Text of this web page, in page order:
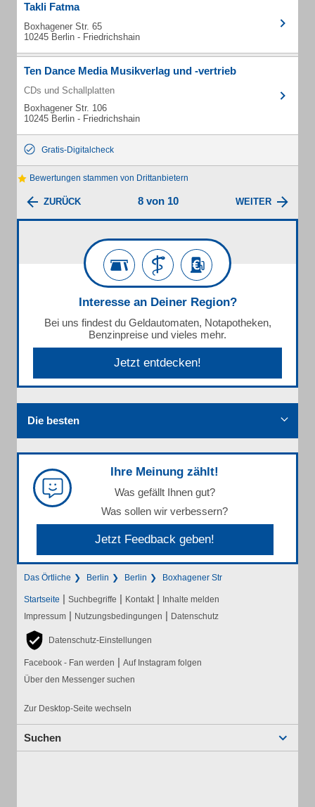
Takli Fatma
Boxhagener Str. 65
10245 Berlin - Friedrichshain
Ten Dance Media Musikverlag und -vertrieb
CDs und Schallplatten
Boxhagener Str. 106
10245 Berlin - Friedrichshain
Gratis-Digitalcheck
Bewertungen stammen von Drittanbietern
ZURÜCK 8 von 10 WEITER
Interesse an Deiner Region?
Bei uns findest du Geldautomaten, Notapotheken,
Benzinpreise und vieles mehr.
Jetzt entdecken!
Die besten
Ihre Meinung zählt!
Was gefällt Ihnen gut?
Was sollen wir verbessern?
Jetzt Feedback geben!
Das Örtliche Berlin Berlin Boxhagener Str
Startseite | Suchbegriffe | Kontakt | Inhalte melden
Impressum | Nutzungsbedingungen | Datenschutz
Datenschutz-Einstellungen
Facebook - Fan werden | Auf Instagram folgen
Über den Messenger suchen
Zur Desktop-Seite wechseln
Suchen